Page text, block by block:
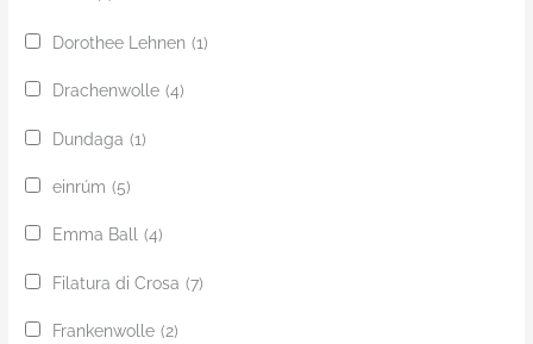
Dorothee Lehnen (1)
Drachenwolle (4)
Dundaga (1)
einrúm (5)
Emma Ball (4)
Filatura di Crosa (7)
Frankenwolle (2)